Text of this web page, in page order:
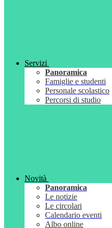
Servizi
Panoramica
Famiglie e studenti
Personale scolastico
Percorsi di studio
Novità
Panoramica
Le notizie
Le circolari
Calendario eventi
Albo online